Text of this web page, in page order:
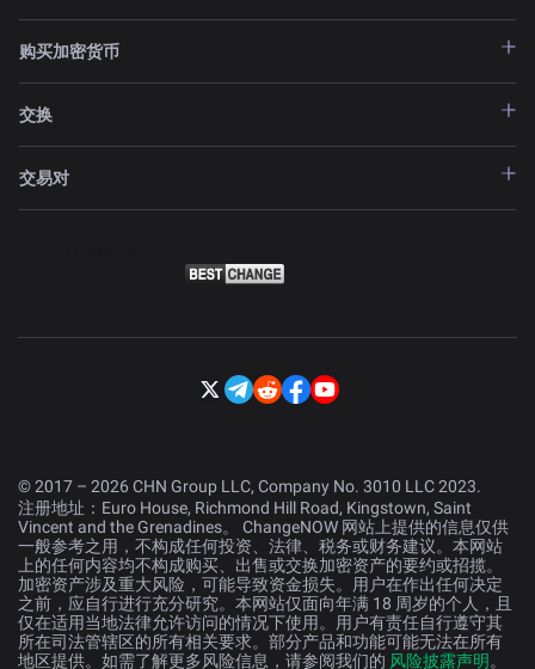
购买加密货币
交换
交易对
© 2017 – 2026 CHN Group LLC, Company No. 3010 LLC 2023.
注册地址：Euro House, Richmond Hill Road, Kingstown, Saint
Vincent and the Grenadines。 ChangeNOW 网站上提供的信息仅供
一般参考之用，不构成任何投资、法律、税务或财务建议。本网站
上的任何内容均不构成购买、出售或交换加密资产的要约或招揽。
加密资产涉及重大风险，可能导致资金损失。用户在作出任何决定
之前，应自行进行充分研究。本网站仅面向年满 18 周岁的个人，且
仅在适用当地法律允许访问的情况下使用。用户有责任自行遵守其
所在司法管辖区的所有相关要求。部分产品和功能可能无法在所有
地区提供。如需了解更多风险信息，请参阅我们的 风险披露声明。